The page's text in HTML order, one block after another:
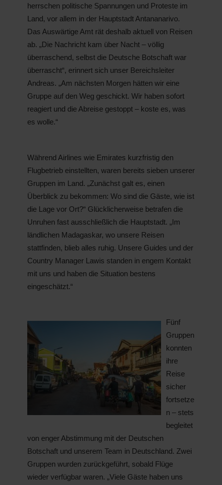
herrschen politische Spannungen und Proteste im
Land, vor allem in der Hauptstadt Antananarivo.
Das Auswärtige Amt rät deshalb aktuell von Reisen
ab. „Die Nachricht kam über Nacht – völlig
überraschend, selbst die Deutsche Botschaft war
überrascht“, erinnert sich unser Bereichsleiter
Andreas. „Am nächsten Morgen hätten wir eine
Gruppe auf den Weg geschickt. Wir haben sofort
reagiert und die Abreise gestoppt – koste es, was
es wolle.“
Während Airlines wie Emirates kurzfristig den
Flugbetrieb einstellten, waren bereits sieben unserer
Gruppen im Land. „Zunächst galt es, einen
Überblick zu bekommen: Wo sind die Gäste, wie ist
die Lage vor Ort?“ Glücklicherweise betrafen die
Unruhen fast ausschließlich die Hauptstadt. „Im
ländlichen Madagaskar, wo unsere Reisen
stattfinden, blieb alles ruhig. Unsere Guides und der
Country Manager Lawis standen in engem Kontakt
mit uns und haben die Situation bestens
eingeschätzt.“
Fünf
Gruppen
konnten
ihre
Reise
sicher
fortsetze
n – stets
begleitet
von enger Abstimmung mit der Deutschen
Botschaft und unserem Team in Deutschland. Zwei
Gruppen wurden zurückgeführt, sobald Flüge
wieder verfügbar waren. „Viele Gäste haben uns